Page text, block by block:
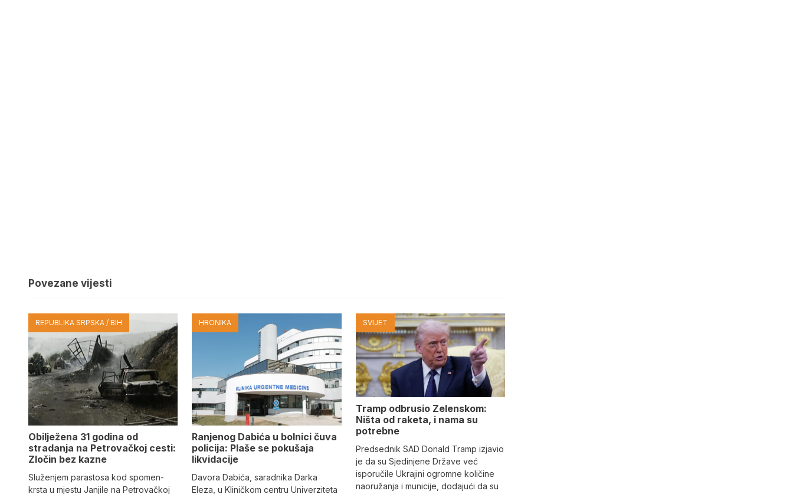
Povezane vijesti
REPUBLIKA SRPSKA / BIH
Obilježena 31 godina od
stradanja na Petrovačkoj cesti:
Zločin bez kazne
Služenjem parastosa kod spomen-
krsta u mjestu Janjile na Petrovačkoj
HRONIKA
Ranjenog Dabića u bolnici čuva
policija: Plaše se pokušaja
likvidacije
Davora Dabića, saradnika Darka
Eleza, u Kliničkom centru Univerziteta
SVIJET
Tramp odbrusio Zelenskom:
Ništa od raketa, i nama su
potrebne
Predsednik SAD Donald Tramp izjavio
je da su Sjedinjene Države već
isporučile Ukrajini ogromne količine
naoružanja i municije, dodajući da su